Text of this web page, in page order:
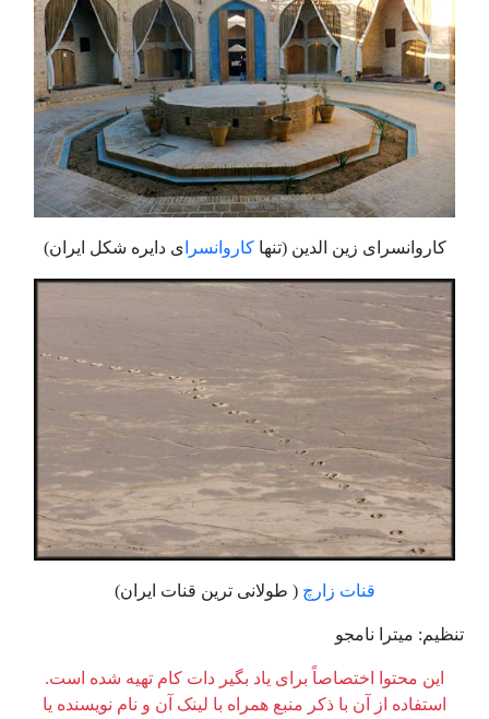
کاروانسرای زین الدین (تنهاکاروانسرا ی دایره شکل ایران)
قنات زارچ( طولانی ترین قنات ایران)
تنظیم: میترا نامجو
این محتوا اختصاصاً برای یاد بگیر دات کام تهیه شده است.
استفاده از آن با ذکر منبع همراه با لینک آن و نام نویسنده یا